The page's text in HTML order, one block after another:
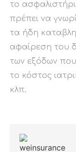
το
πρέπει να
τα ήδη
αφαίρεση του
των εξόδων
το κόστος
κλπ.